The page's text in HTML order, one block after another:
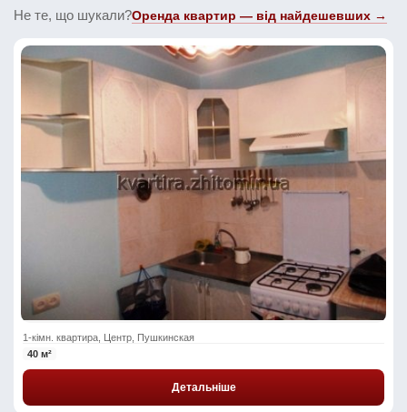
Не те, що шукали?Оренда квартир — від найдешевших →
1-кімн. квартира, Центр, Пушкинская
40 м²
Детальніше